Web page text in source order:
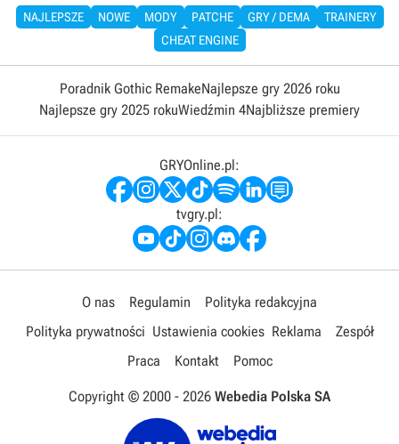
NAJLEPSZE NOWE MODY PATCHE GRY / DEMA
TRAINERY
CHEAT ENGINE
Poradnik Gothic RemakeNajlepsze gry 2026 roku
Najlepsze gry 2025 rokuWiedźmin 4Najbliższe premiery
GRYOnline.pl:
tvgry.pl:
O nas Regulamin
Polityka redakcyjna
Polityka prywatności Ustawienia cookies Reklama
Zespół
Praca
Kontakt Pomoc
Copyright © 2000 - 2026 Webedia Polska SA